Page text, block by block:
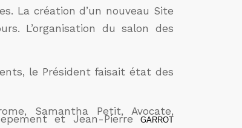
La création d’un nouveau Site
L’organisation du salon des
le Président faisait état des
Samantha Petit, Avocate,
et Jean-PierreGARROT